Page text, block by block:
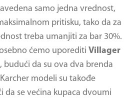
samo jedna vrednost,
pritisku, tako da za
treba umanjiti za bar 30%.
ćemo uporediti Villager
budući da su ova dva brenda
modeli su takođe
da se većina kupaca dvoumi